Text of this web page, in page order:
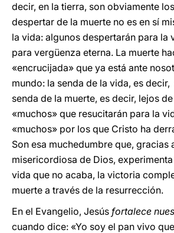
decir, en la tierra, son obviamente
despertar de la muerte no es en sí
la vida: algunos despertarán para la
para vergüenza eterna. La muerte
«encrucijada» que ya está ante
mundo: la senda de la vida, es
senda de la muerte, es decir, lejos
«muchos» que resucitarán para la
«muchos» por los que Cristo ha
Son esa muchedumbre que, gracias
misericordiosa de Dios,
vida que no acaba, la victoria
muerte a través de la resurrección.
En el Evangelio, Jesús fortalece
cuando dice: «Yo soy el pan vivo